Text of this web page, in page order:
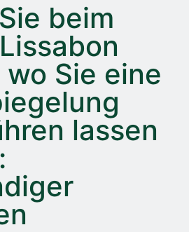
beim
Sie eine
lassen